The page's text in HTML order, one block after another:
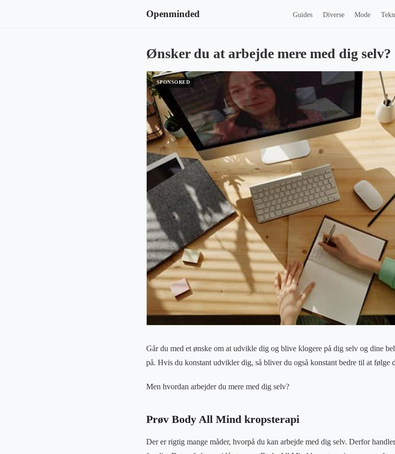
Openminded Guides Diverse Mode
Ønsker du at arbejde mere med dig selv?
Går du med et ønske om at udvikle dig og blive klogere på dig selv og dine
på. Hvis du konstant udvikler dig, så bliver du også konstant bedre til at følge
Men hvordan arbejder du mere med dig selv?
Prøv Body All Mind kropsterapi
Der er rigtig mange måder, hvorpå du kan arbejde med dig selv. Derfor